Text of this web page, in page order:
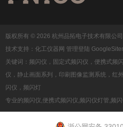
版权所有 © 2026 杭州品拓电子技术有限公
技术支持：化工仪器网 管理登陆
关键词：频闪仪，固定式频闪仪，便携式频
仪，静止画面系列，印刷图像监测系统，红
闪仪，频闪灯
专业的频闪仪,便携式频闪仪,频闪仪灯管,频